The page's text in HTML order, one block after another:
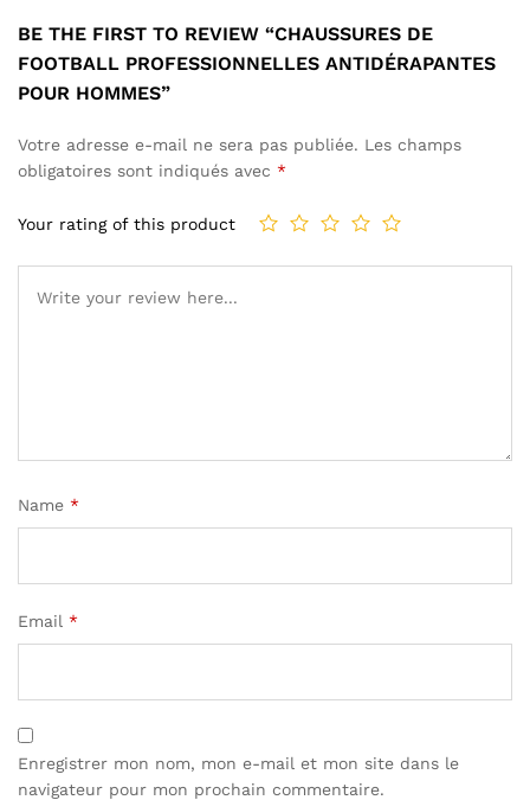
BE THE FIRST TO REVIEW “CHAUSSURES DE
FOOTBALL PROFESSIONNELLES ANTIDÉRAPANTES
POUR HOMMES”
Votre adresse e-mail ne sera pas publiée. Les champs
obligatoires sont indiqués avec *
Your rating of this product
Name *
Email *
Enregistrer mon nom, mon e-mail et mon site dans le
navigateur pour mon prochain commentaire.